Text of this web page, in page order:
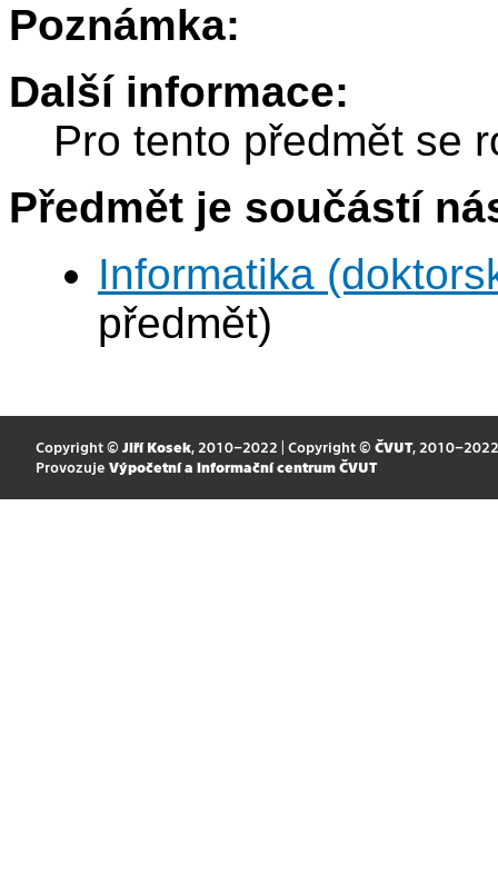
Poznámka:
Další informace:
Pro tento předmět se
Předmět je součástí
Informatika
předmět)
Copyright © Jiří Kosek, 2010–2022 | Copyright © ČVUT, 2010–2022
Provozuje Výpočetní a informační centrum ČVUT